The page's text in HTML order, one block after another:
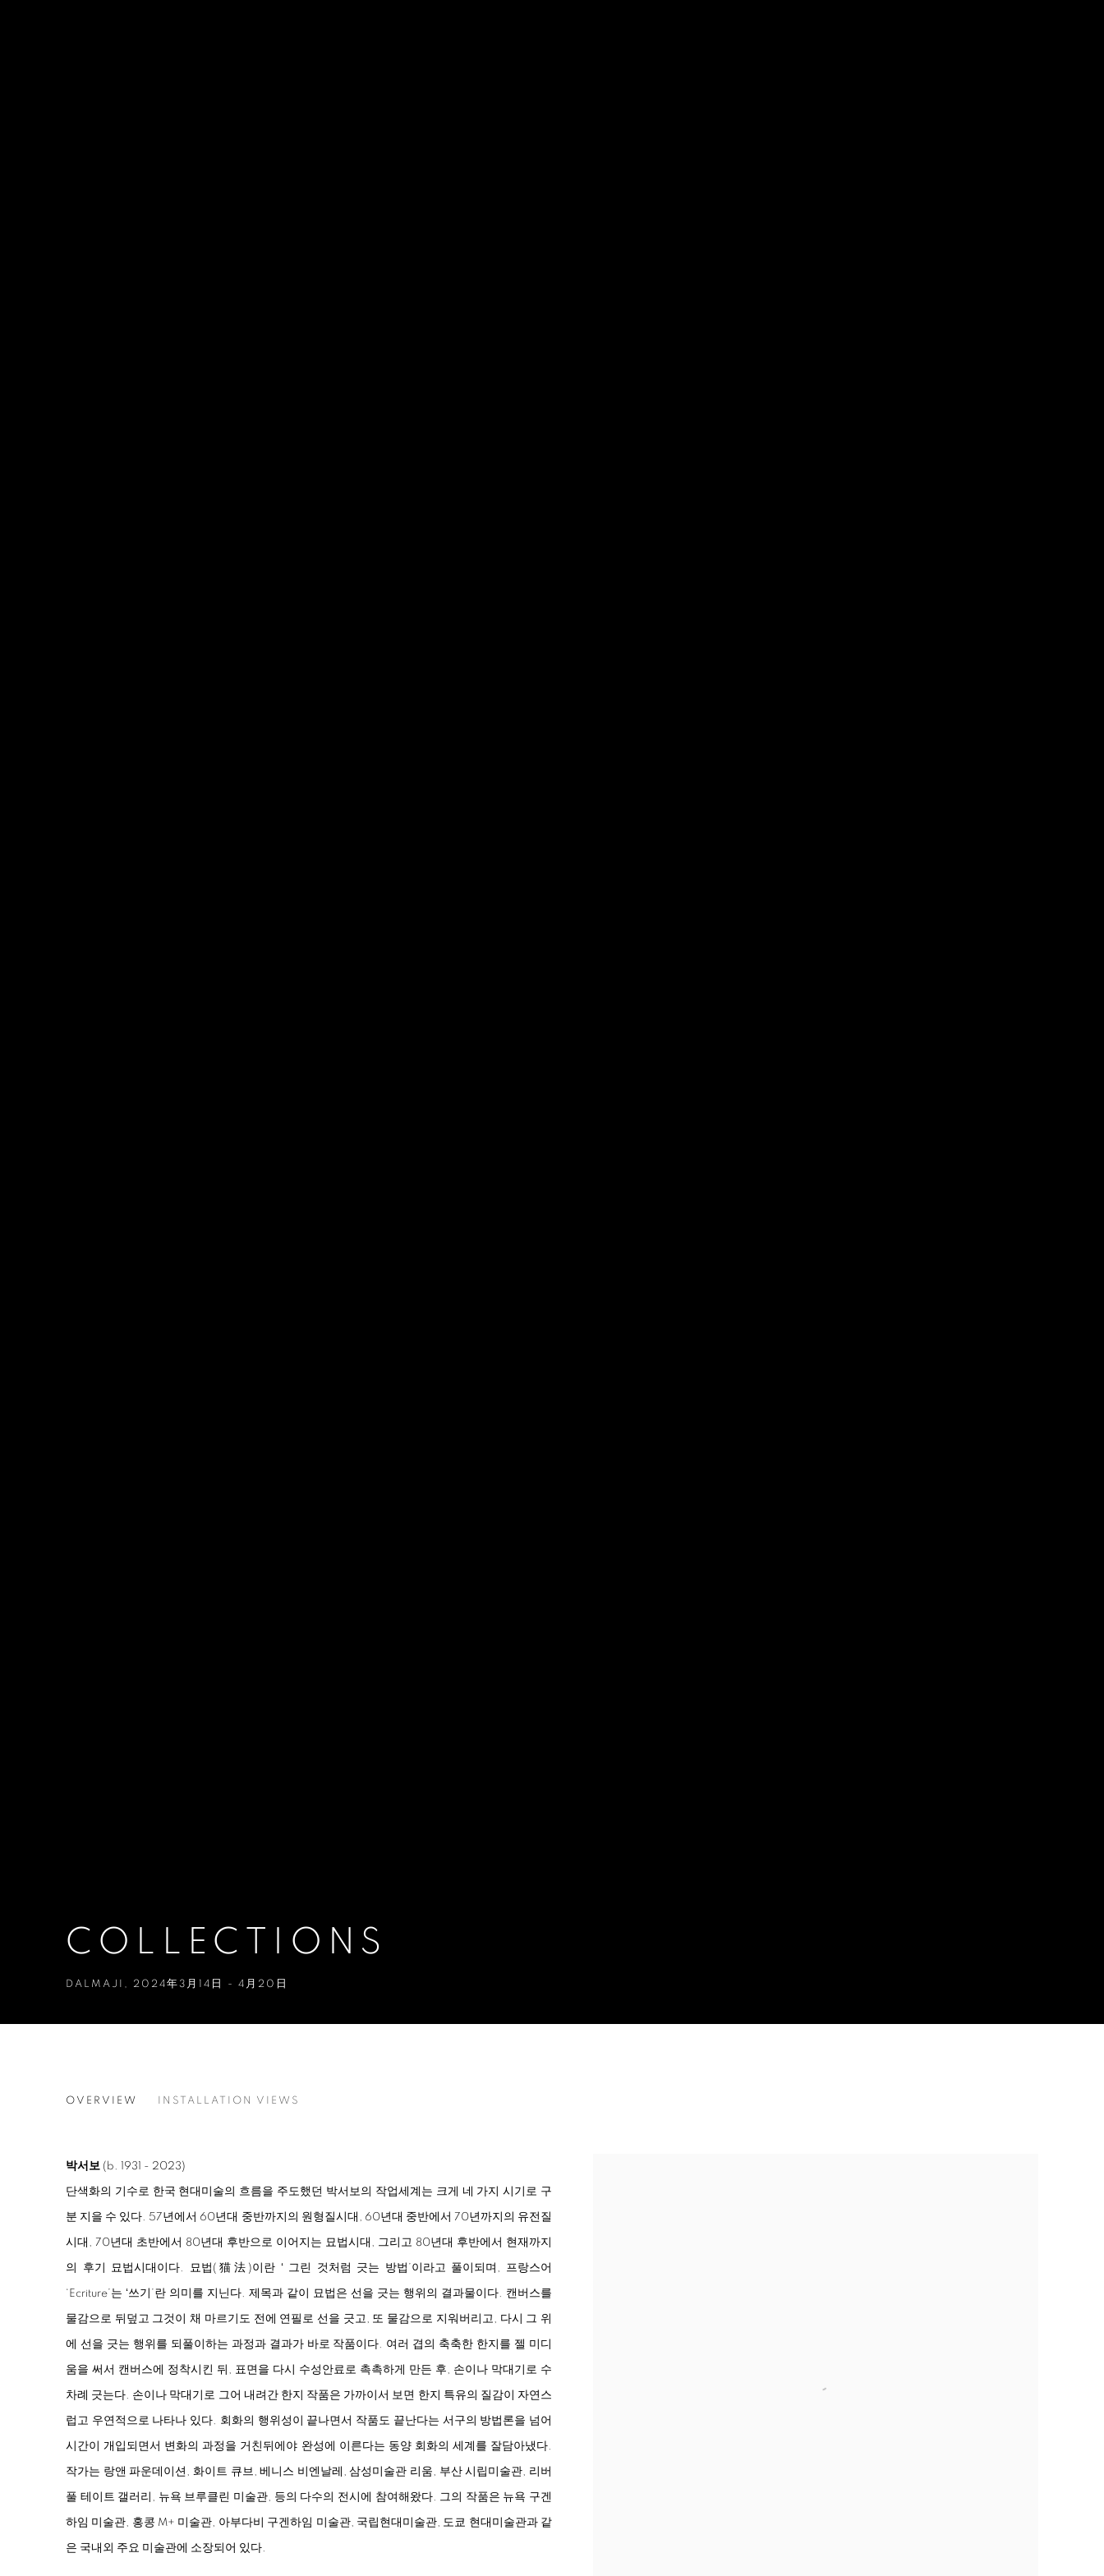
COLLECTIONS
DALMAJI , 2024年3月14日 - 4月20日
COLLECTIONS
OVERVIEW INSTALLATION VIEWS
박서보 (b. 1931 - 2023)
단색화의 기수로 한국 현대미술의 흐름을 주도했던 박서보의 작업세계는 크게 네 가지 시기로 구
분 지을 수 있다. 57년에서 60년대 중반까지의 원형질시대, 60년대 중반에서 70년까지의 유전질
시대, 70년대 초반에서 80년대 후반으로 이어지는 묘법시대, 그리고 80년대 후반에서 현재까지
의 후기 묘법시대이다. 묘법(猫法)이란 ʻ 그린 것처럼 긋는 방법’이라고 풀이되며, 프랑스어
‘Ecriture’는 ʻ쓰기’란 의미를 지닌다. 제목과 같이 묘법은 선을 긋는 행위의 결과물이다. 캔버스를
물감으로 뒤덮고 그것이 채 마르기도 전에 연필로 선을 긋고, 또 물감으로 지워버리고, 다시 그 위
에 선을 긋는 행위를 되풀이하는 과정과 결과가 바로 작품이다. 여러 겹의 축축한 한지를 젤 미디
움을 써서 캔버스에 정착시킨 뒤, 표면을 다시 수성안료로 촉촉하게 만든 후, 손이나 막대기로 수
차례 긋는다. 손이나 막대기로 그어 내려간 한지 작품은 가까이서 보면 한지 특유의 질감이 자연스
럽고 우연적으로 나타나 있다. 회화의 행위성이 끝나면서 작품도 끝난다는 서구의 방법론을 넘어
시간이 개입되면서 변화의 과정을 거친뒤에야 완성에 이른다는 동양 회화의 세계를 잘담아냈다.
작가는 랑앤 파운데이션, 화이트 큐브, 베니스 비엔날레, 삼성미술관 리움, 부산 시립미술관, 리버
풀 테이트 갤러리, 뉴욕 브루클린 미술관, 등의 다수의 전시에 참여해왔다. 그의 작품은 뉴욕 구겐
하임 미술관, 홍콩 M+ 미술관, 아부다비 구겐하임 미술관, 국립현대미술관, 도쿄 현대미술관과 같
은 국내외 주요 미술관에 소장되어 있다.